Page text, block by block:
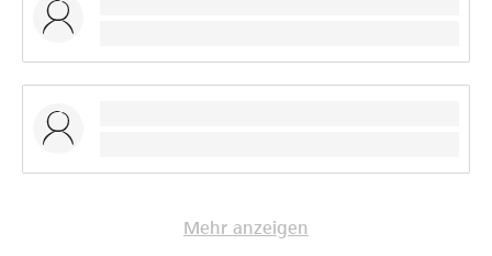
Mehr anzeigen